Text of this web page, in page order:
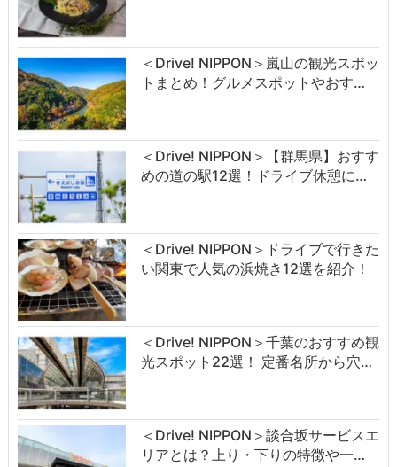
＜Drive! NIPPON＞嵐山の観光スポッ
トまとめ！グルメスポットやおす…
＜Drive! NIPPON＞【群馬県】おすす
めの道の駅12選！ドライブ休憩に…
＜Drive! NIPPON＞ドライブで行きた
い関東で人気の浜焼き12選を紹介！
＜Drive! NIPPON＞千葉のおすすめ観
光スポット22選！ 定番名所から穴…
＜Drive! NIPPON＞談合坂サービスエ
リアとは？上り・下りの特徴や一…